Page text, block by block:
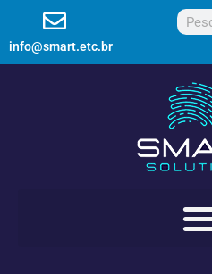
info@smart.etc.br